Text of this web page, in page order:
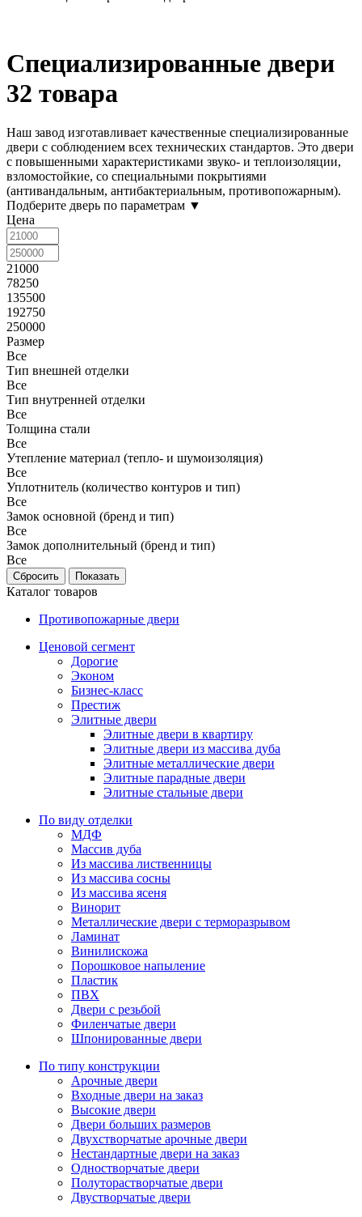
Специализированные двери
32 товара
Наш завод изготавливает качественные специализированные
двери с соблюдением всех технических стандартов. Это двери
с повышенными характеристиками звуко- и теплоизоляции,
взломостойкие, со специальными покрытиями
(антивандальным, антибактериальным, противопожарным).
Подберите дверь по параметрам ▼
Цена
21000
78250
135500
192750
250000
Размер
Все
Тип внешней отделки
Все
Тип внутренней отделки
Все
Толщина стали
Все
Утепление материал (тепло- и шумоизоляция)
Все
Уплотнитель (количество контуров и тип)
Все
Замок основной (бренд и тип)
Все
Замок дополнительный (бренд и тип)
Все
Каталог товаров
Противопожарные двери
Ценовой сегмент
Дорогие
Эконом
Бизнес-класс
Престиж
Элитные двери
Элитные двери в квартиру
Элитные двери из массива дуба
Элитные металлические двери
Элитные парадные двери
Элитные стальные двери
По виду отделки
МДФ
Массив дуба
Из массива лиственницы
Из массива сосны
Из массива ясеня
Винорит
Металлические двери с терморазрывом
Ламинат
Винилискожа
Порошковое напыление
Пластик
ПВХ
Двери с резьбой
Филенчатые двери
Шпонированные двери
По типу конструкции
Арочные двери
Входные двери на заказ
Высокие двери
Двери больших размеров
Двухстворчатые арочные двери
Нестандартные двери на заказ
Одностворчатые двери
Полуторастворчатые двери
Двустворчатые двери